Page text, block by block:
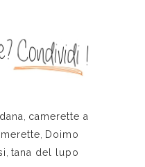
camerette a
Doimo
tana del lupo